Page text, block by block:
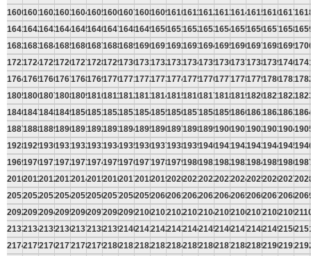
160016011602160316041605160616071608160916101611161216131614161516161617
164116421643164416451646164716481649165016511652165316541655165616571658
168216831684168516861687168816891690169116921693169416951696169716981699
172317241725172617271728172917301731173217331734173517361737173817391740
176417651766176717681769177017711772177317741775177617771778177917801781
180518061807180818091810181118121813181418151816181718181819182018211822
184618471848184918501851185218531854185518561857185818591860186118621863
188718881889189018911892189318941895189618971898189919001901190219031904
192819291930193119321933193419351936193719381939194019411942194319441945
196919701971197219731974197519761977197819791980198119821983198419851986
201020112012201320142015201620172018201920202021202220232024202520262027
205120522053205420552056205720582059206020612062206320642065206620672068
209220932094209520962097209820992100210121022103210421052106210721082109
213321342135213621372138213921402141214221432144214521462147214821492150
217421752176217721782179218021812182218321842185218621872188218921902191